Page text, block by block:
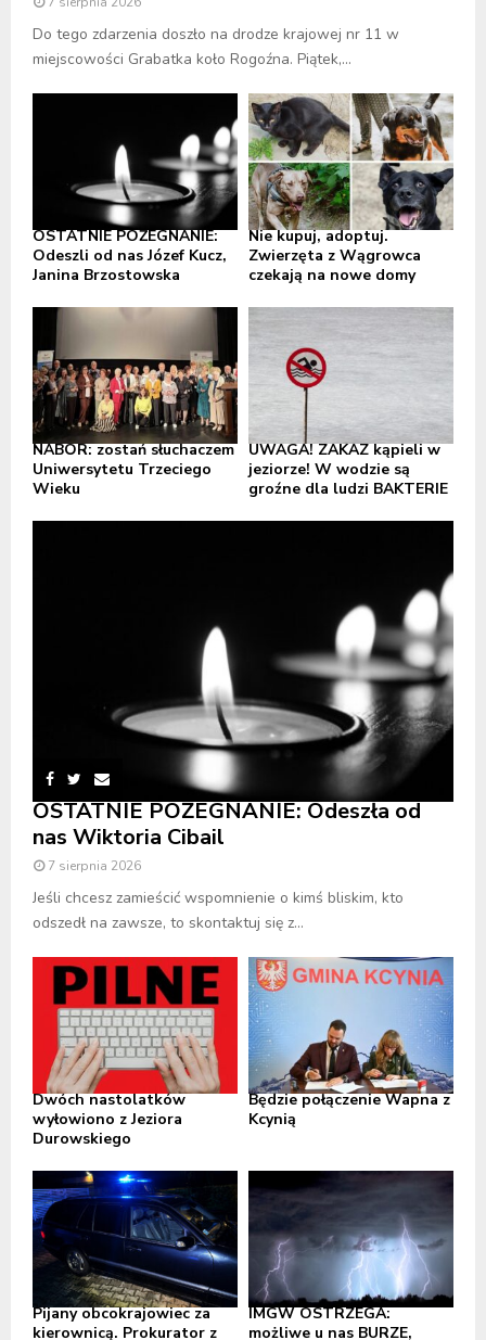
Do tego zdarzenia doszło na drodze krajowej nr 11 w
miejscowości Grabatka koło Rogoźna. Piątek,...
OSTATNIE POŻEGNANIE:
Odeszli od nas Józef Kucz,
Janina Brzostowska
Nie kupuj, adoptuj.
Zwierzęta z Wągrowca
czekają na nowe domy
NABÓR: zostań słuchaczem
Uniwersytetu Trzeciego
Wieku
UWAGA! ZAKAZ kąpieli w
jeziorze! W wodzie są
groźne dla ludzi BAKTERIE
OSTATNIE POŻEGNANIE: Odeszła od
nas Wiktoria Cibail
7 sierpnia 2026
Jeśli chcesz zamieścić wspomnienie o kimś bliskim, kto
odszedł na zawsze, to skontaktuj się z...
Dwóch nastolatków
wyłowiono z Jeziora
Durowskiego
Będzie połączenie Wapna z
Kcynią
Pijany obcokrajowiec za
kierownicą. Prokurator z
IMGW OSTRZEGA:
możliwe u nas BURZE,